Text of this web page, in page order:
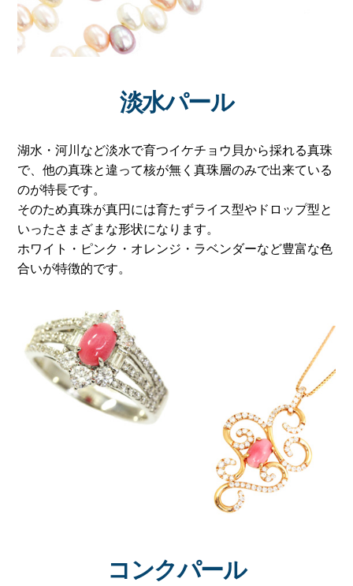
淡水パール
湖水・河川など淡水で育つイケチョウ貝から採れる真珠
で、他の真珠と違って核が無く真珠層のみで出来ている
のが特長です。
そのため真珠が真円には育たずライス型やドロップ型と
いったさまざまな形状になります。
ホワイト・ピンク・オレンジ・ラベンダーなど豊富な色
合いが特徴的です。
コンクパール